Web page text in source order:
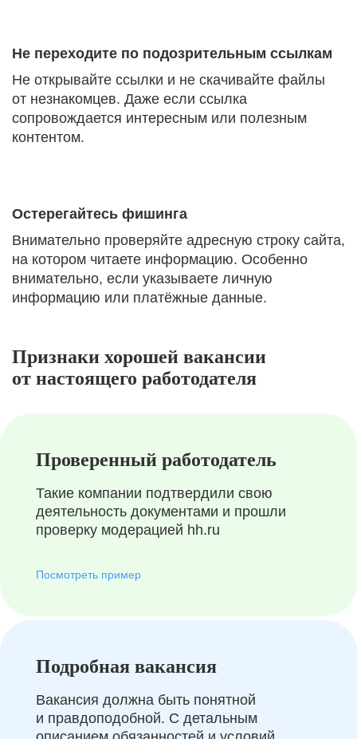
Не переходите по подозрительным ссылкам
Не открывайте ссылки и не скачивайте файлы
от незнакомцев. Даже если ссылка
сопровождается интересным или полезным
контентом.
Остерегайтесь фишинга
Внимательно проверяйте адресную строку сайта,
на котором читаете информацию. Особенно
внимательно, если указываете личную
информацию или платёжные данные.
Признаки хорошей вакансии
от настоящего работодателя
Проверенный работодатель
Такие компании подтвердили свою
деятельность документами и прошли
проверку модерацией hh.ru
Посмотреть пример
Подробная вакансия
Вакансия должна быть понятной
и правдоподобной. С детальным